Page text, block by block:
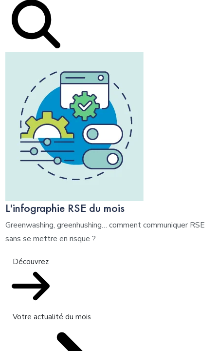
L'infographie RSE du mois
Greenwashing, greenhushing… comment communiquer RSE
sans se mettre en risque ?
Découvrez
Votre actualité du mois